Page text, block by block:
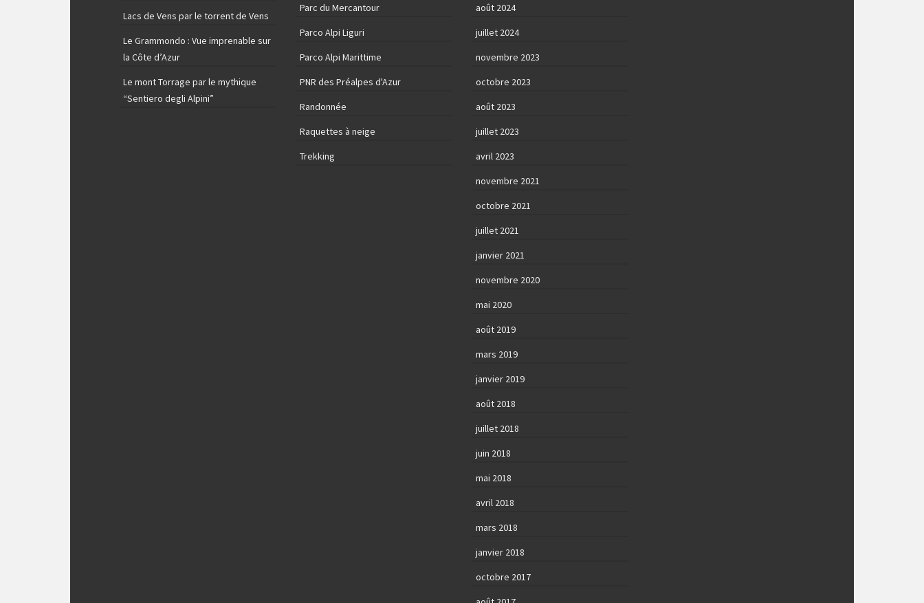
Lacs de Vens par le torrent de Vens
Le Grammondo : Vue imprenable sur
la Côte d’Azur
Le mont Torrage par le mythique
“Sentiero degli Alpini”
Parc du Mercantour
Parco Alpi Liguri
Parco Alpi Marittime
PNR des Préalpes d'Azur
Randonnée
Raquettes à neige
Trekking
août 2024
juillet 2024
novembre 2023
octobre 2023
août 2023
juillet 2023
avril 2023
novembre 2021
octobre 2021
juillet 2021
janvier 2021
novembre 2020
mai 2020
août 2019
mars 2019
janvier 2019
août 2018
juillet 2018
juin 2018
mai 2018
avril 2018
mars 2018
janvier 2018
octobre 2017